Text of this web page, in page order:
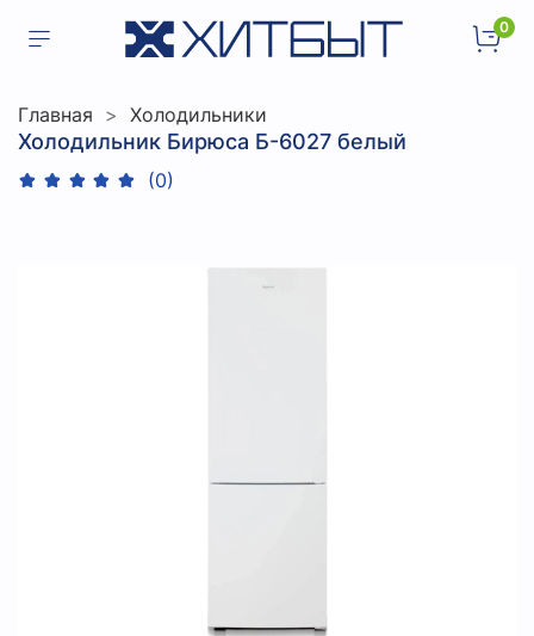
0
Главная Холодильники
Холодильник Бирюса Б-6027 белый
(0)